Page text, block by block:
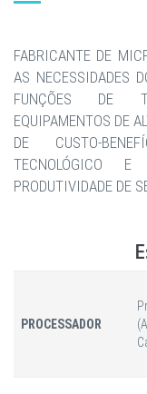
FABRICANTE DE
AS NECESSIDADES
FUNÇÕES DE
EQUIPAMENTOS DE
DE CUSTO-
TECNOLÓGICO
PRODUTIVIDADE DE
PROCESSADOR